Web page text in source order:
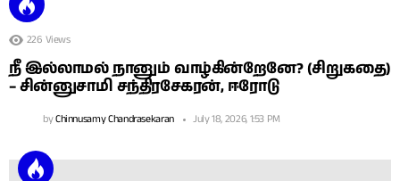
226 Views
நீ இல்லாமல் நானும் வாழ்கின்றேனே? (சிறுகதை)
– சின்னுசாமி சந்திரசேகரன், ஈரோடு
byChinnusamy Chandrasekaran July 18, 2026, 1:53 PM